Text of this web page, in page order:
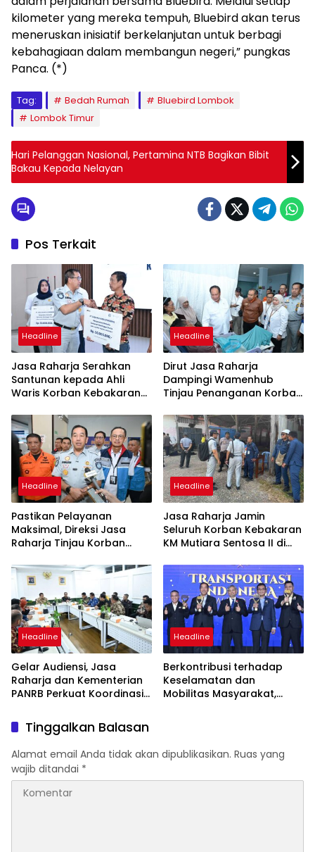
kilometer yang mereka tempuh, Bluebird akan terus
meneruskan inisiatif berkelanjutan untuk berbagi
kebahagiaan dalam membangun negeri,” pungkas
Panca. (*)
Tag: Bedah Rumah
Bluebird Lombok
Lombok Timur
Hari Pelanggan Nasional, Pertamina NTB Bagikan Bibit
Bakau Kepada Nelayan
Pos Terkait
Headline
Jasa Raharja Serahkan
Santunan kepada Ahli
Waris Korban Kebakaran
Headline
Dirut Jasa Raharja
Dampingi Wamenhub
Tinjau Penanganan Korban
PHC Surabaya
Headline
Pastikan Pelayanan
Maksimal, Direksi Jasa
Raharja Tinjau Korban
Sentosa II
Headline
Jasa Raharja Jamin
Seluruh Korban Kebakaran
KM Mutiara Sentosa II di
Headline
Gelar Audiensi, Jasa
Raharja dan Kementerian
PANRB Perkuat Koordinasi
dan SWDKLLJ
Headline
Berkontribusi terhadap
Keselamatan dan
Mobilitas Masyarakat,
Awards 2026
Tinggalkan Balasan
Alamat email Anda tidak akan dipublikasikan. Ruas yang
wajib ditandai *